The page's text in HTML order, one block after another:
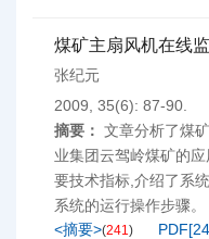
煤矿主扇风机在线
张纪元
2009, 35(6): 87-90.
摘要： 文章分析了煤
业集团云驾岭煤矿的
要技术指标,介绍了系
系统的运行操作步骤。
<摘要>(241) PDF[